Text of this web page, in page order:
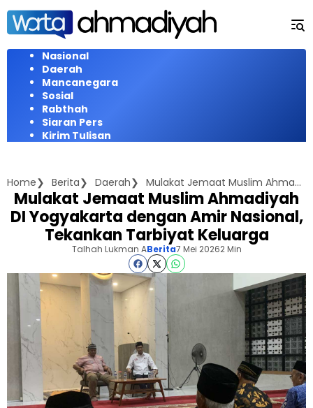
Langsung
konten
Nasional
Daerah
Mancanegara
Sosial
Rabthah
Siaran Pers
Kirim Tulisan
Home Berita Daerah Mulakat Jemaat Muslim Ahmadiyah DI Yogyakarta dengan Amir Nasional, Tekankan Tarbiyat Keluarga
Mulakat Jemaat Muslim Ahmadiyah
DI Yogyakarta dengan Amir Nasional,
Tekankan Tarbiyat Keluarga
Talhah Lukman ABerita7 Mei 20262 Min